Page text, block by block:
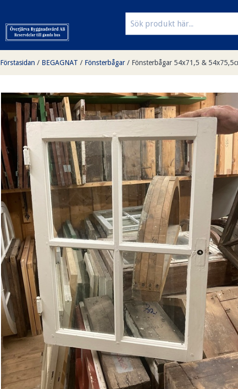
Förstasidan / BEGAGNAT / Fönsterbågar / Fönsterbågar 54x71,5 &